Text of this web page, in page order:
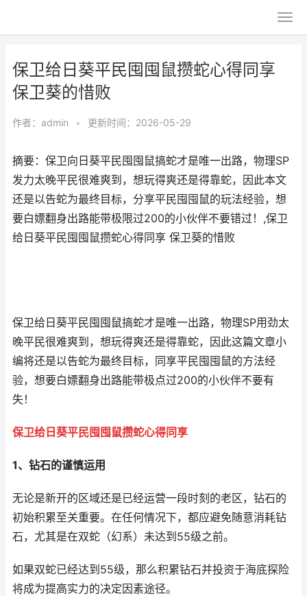
保卫给日葵平民囤囤鼠攒蛇心得同享
保卫葵的惜败
作者： admin • 更新时间：2026-05-29
摘要：保卫向日葵平民囤囤鼠搞蛇才是唯一出路，物理SP
发力太晚平民很难爽到，想玩得爽还是得靠蛇，因此本文
还是以告蛇为最终目标，分享平民囤囤鼠的玩法经验，想
要白嫖翻身出路能带极限过200的小伙伴不要错过！,保卫
给日葵平民囤囤鼠攒蛇心得同享 保卫葵的惜败
保卫给日葵平民囤囤鼠搞蛇才是唯一出路，物理SP用劲太
晚平民很难爽到，想玩得爽还是得靠蛇，因此这篇文章小
编将还是以告蛇为最终目标，同享平民囤囤鼠的方法经
验，想要白嫖翻身出路能带极点过200的小伙伴不要有
失！
保卫给日葵平民囤囤鼠攒蛇心得同享
1、钻石的谨慎运用
无论是新开的区域还是已经运营一段时刻的老区，钻石的
初始积累至关重要。在任何情况下，都应避免随意消耗钻
石，尤其是在双蛇（幻系）未达到55级之前。
如果双蛇已经达到55级，那么积累钻石并投资于海底探险
将成为提高实力的决定因素途径。